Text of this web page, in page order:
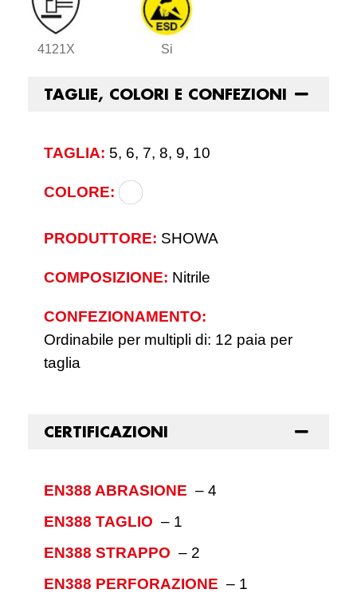
4121X Si
TAGLIE, COLORI E CONFEZIONI
TAGLIA: 5, 6, 7, 8, 9, 10
COLORE:
PRODUTTORE: SHOWA
COMPOSIZIONE: Nitrile
CONFEZIONAMENTO:
Ordinabile per multipli di: 12 paia per
taglia
CERTIFICAZIONI
EN388 ABRASIONE – 4
EN388 TAGLIO – 1
EN388 STRAPPO – 2
EN388 PERFORAZIONE – 1